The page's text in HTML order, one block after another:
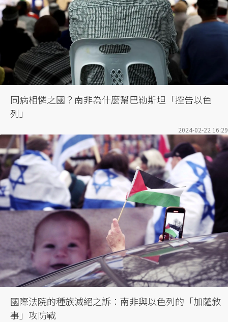
同病相憐之國？南非為什麼幫巴勒斯坦「控告以色
列」
2024-02-22 16:29
國際法院的種族滅絕之訴：南非與以色列的「加薩敘
事」攻防戰